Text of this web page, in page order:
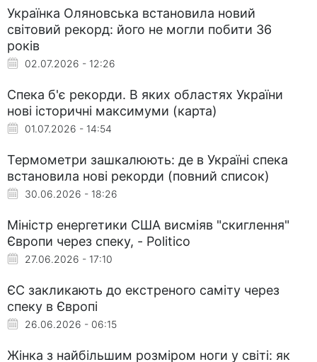
Українка Оляновська встановила новий
світовий рекорд: його не могли побити 36
років
02.07.2026 - 12:26
Спека б'є рекорди. В яких областях України
нові історичні максимуми (карта)
01.07.2026 - 14:54
Термометри зашкалюють: де в Україні спека
встановила нові рекорди (повний список)
30.06.2026 - 18:26
Міністр енергетики США висміяв "скиглення"
Європи через спеку, - Politico
27.06.2026 - 17:10
ЄС закликають до екстреного саміту через
спеку в Європі
26.06.2026 - 06:15
Жінка з найбільшим розміром ноги у світі: як